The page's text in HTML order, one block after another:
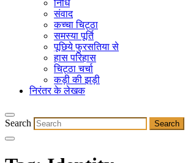
निधि
संवाद
कच्चा चिट्ठा
समस्या पूर्ति
पूछिये फुरसतिया से
हास परिहास
चिट्ठा चर्चा
कड़ी की झड़ी
निरंतर के लेखक
Search